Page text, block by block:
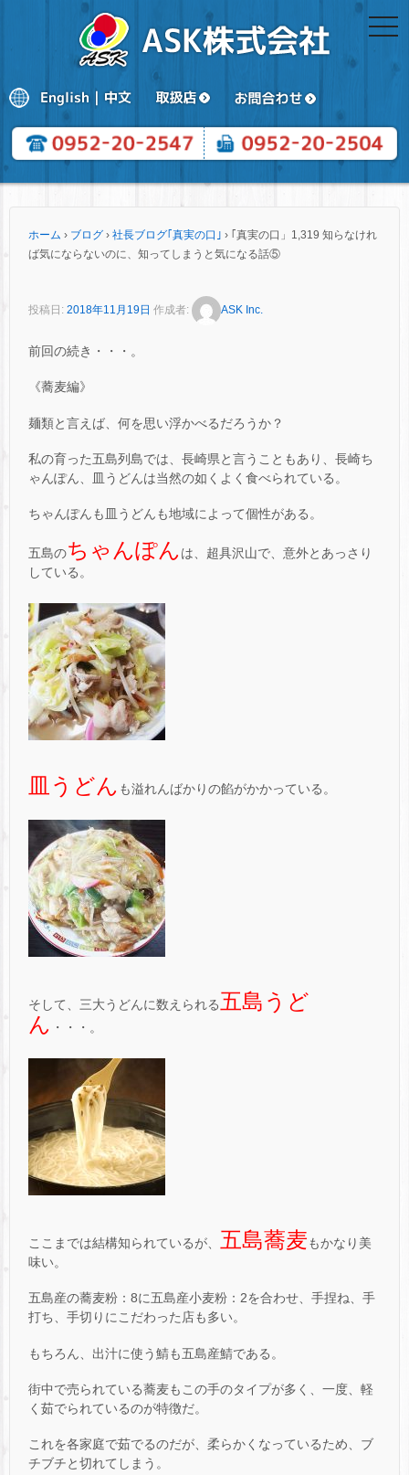
ホーム › ブログ › 社長ブログ｢真実の口｣ › ｢真実の口」1,319 知らなけれ
ば気にならないのに、知ってしまうと気になる話⑤
投稿日: 2018年11月19日 作成者: ASK Inc.
前回の続き・・・。
《蕎麦編》
麺類と言えば、何を思い浮かべるだろうか？
私の育った五島列島では、長崎県と言うこともあり、長崎ち
ゃんぽん、皿うどんは当然の如くよく食べられている。
ちゃんぽんも皿うどんも地域によって個性がある。
五島のちゃんぽん は、超具沢山で、意外とあっさり
している。
皿うどん も溢れんばかりの餡がかかっている。
そして、三大うどんに数えられる五島うど
ん ・・・。
ここまでは結構知られているが、 五島蕎麦もかなり美
味い。
五島産の蕎麦粉：8に五島産小麦粉：2を合わせ、手捏ね、手
打ち、手切りにこだわった店も多い。
もちろん、出汁に使う鯖も五島産鯖である。
街中で売られている蕎麦もこの手のタイプが多く、一度、軽
く茹でられているのが特徴だ。
これを各家庭で茹でるのだが、柔らかくなっているため、ブ
チブチと切れてしまう。